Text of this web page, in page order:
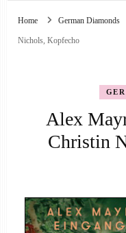
Home German Diamonds
Nichols, Kopfecho
Alex
Christin